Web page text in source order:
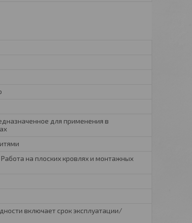
для применения в
на плоских кровлях и монтажных
включает срок эксплуатации/